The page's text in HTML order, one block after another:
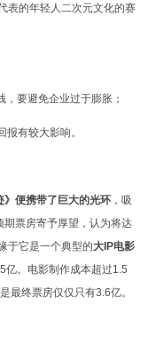
表的年轻人二次元文化的赛
要避免企业过于膨胀；
有较大影响。
》便携带了巨大的光环 ，吸
票房寄予厚望，认为将达
于它是一个典型的大IP电影
亿。电影制作成本超过1.5
最终票房仅仅只有3.6亿。